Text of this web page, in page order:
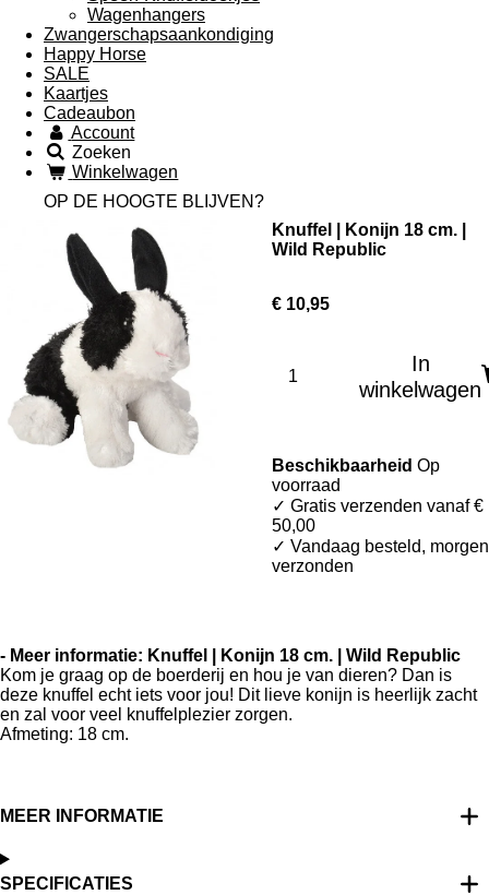
Wagenhangers
Zwangerschapsaankondiging
Happy Horse
SALE
Kaartjes
Cadeaubon
Account
Zoeken
Winkelwagen
OP DE HOOGTE BLIJVEN?
Knuffel | Konijn 18 cm. |
Wild Republic
€ 10,95
In
winkelwagen
Beschikbaarheid Op
voorraad
✓ Gratis verzenden vanaf €
50,00
✓ Vandaag besteld, morgen
verzonden
- Meer informatie: Knuffel | Konijn 18 cm. | Wild Republic
Kom je graag op de boerderij en hou je van dieren? Dan is
deze knuffel echt iets voor jou! Dit lieve konijn is heerlijk zacht
en zal voor veel knuffelplezier zorgen.
Afmeting: 18 cm.
MEER INFORMATIE
SPECIFICATIES